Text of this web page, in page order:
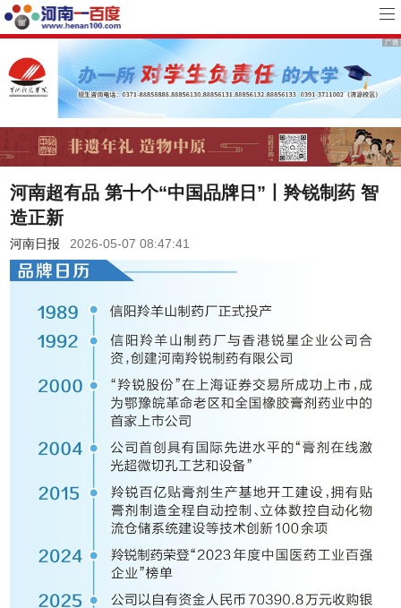
河南超有品 第十个“中国品牌日”丨羚锐制药 智
造正新
河南日报 2026-05-07 08:47:41